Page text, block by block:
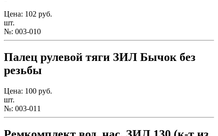
Цена: 102 руб.
шт.
№: 003-010
Палец рулевой тяги ЗИЛ Бычок без
резьбы
Цена: 100 руб.
шт.
№: 003-011